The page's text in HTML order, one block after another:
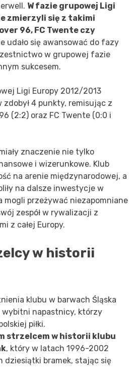
W fazie grupowej Ligi
zmierzyli się z takimi
96, FC Twente czy
udało się awansować do fazy
w grupowej fazie
sukcesem.
Ligi Europy 2012/2013
zdobył 4 punkty, remisując z
(2:2) oraz FC Twente (0:0 i
znaczenie nie tylko
i wizerunkowe. Klub
na arenie międzynarodowej, a
na dalsze inwestycje w
mogli przeżywać niezapomniane
zespół w rywalizacji z
z całej Europy.
w historii
klubu w barwach Śląska
wybitni napastnicy, którzy
piłki.
strzelcem w historii klubu
, który w latach 1996-2002
dziesiątki bramek, stając się